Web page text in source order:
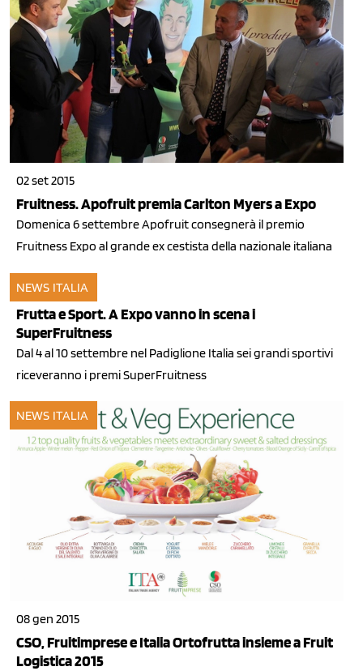
02 set 2015
Fruitness. Apofruit premia Carlton Myers a Expo
Domenica 6 settembre Apofruit consegnerà il premio
Fruitness Expo al grande ex cestista della nazionale italiana
NEWS ITALIA
26 ago 2015
Frutta e Sport. A Expo vanno in scena i
SuperFruitness
Dal 4 al 10 settembre nel Padiglione Italia sei grandi sportivi
riceveranno i premi SuperFruitness
NEWS ITALIA
08 gen 2015
CSO, Fruitimprese e Italia Ortofrutta insieme a Fruit
Logistica 2015